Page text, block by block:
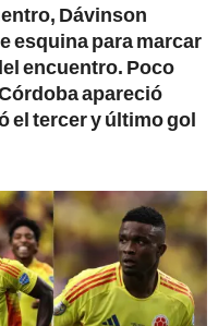
Dávinson
esquina para marcar
encuentro. Poco
apareció
el tercer y último gol